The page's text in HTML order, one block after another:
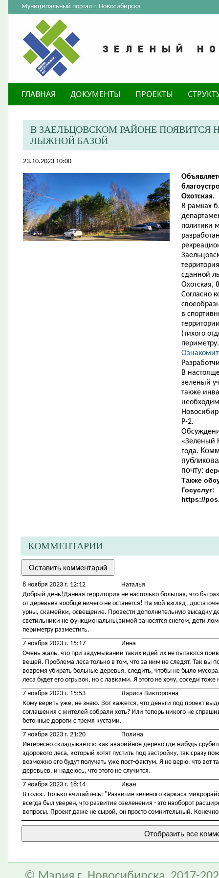
Муниципальный портал г. Новосибирска
ГЛАВНАЯ ДОКУМЕНТЫ ПРОЕКТЫ
В ЗАЕЛЬЦОВСКОМ РАЙОНЕ ПОЯВИТСЯ
ЛЫЖНОЙ БАЗОЙ
23.10.2023 10:00
Охотская.
В рамках
политики
сданной
Охотская,
Согласно
в
(тихого
периметру.
В
зеленый
также
Р-2.
«Зеленый
года.
почту:
Также
Госуслуг:
https://
КОММЕНТАРИИ
8 ноября 2023 г. 12:12
Наталья
Добрый день!Данная территория не настолько большая, что бы
от деревьев вообще ничего не останется! На мой взгляд,
урны, скамейки, освещение. Провести дополнительную высадку
светильники не функциональны,зимой заносятся снегом, дети
периметру разместить.
7 ноября 2023 г. 15:17
Инна
Очень жаль, что при задумывании таких идей их не пытаются
вещей. Проблема леса только в том, что за ним не следят. Так вы
вовремя убирать больные деревья, следить, чтобы не было
леса будет его огрызок, но с лавками. Я этого не хочу, соседи тоже
7 ноября 2023 г. 15:53
Лариса Викторовна
Кому верить уже, не знаю. Вот кажется, что деньги под проект
соглашения с жителей собрали хоть? Или теперь никого не
бетонные дороги с тремя кустами.
7 ноября 2023 г. 21:20
Полина
Интересно складывается: как аварийное дерево где-нибудь
здорового леса, который хотят пустить под застройку, так сразу
возможно его будут получать уже пост-фактум. Я не верю, что вот
деревьев, и надеюсь, что этого не случится.
7 ноября 2023 г. 18:14
Иван
В голос. Только вчитайтесь: "Развитие зелёного каркаса
всегда был уверен, что развитие озеленения - это наоборот
вопросы. Проект даже не сырой, он просто сомнительный.